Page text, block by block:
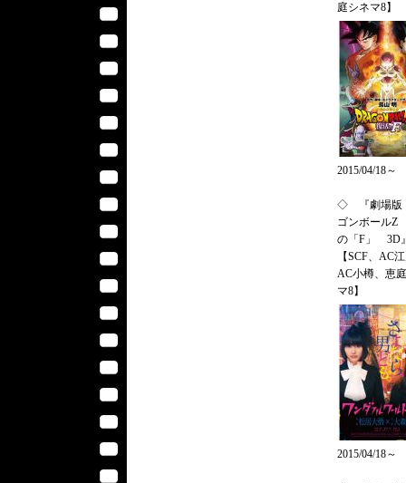
庭シネマ8】
2015/04/18～
◇ 『劇場
ゴンボール
の「F」 3D
【SCF、AC
AC小樽、恵
マ8】
2015/04/18～